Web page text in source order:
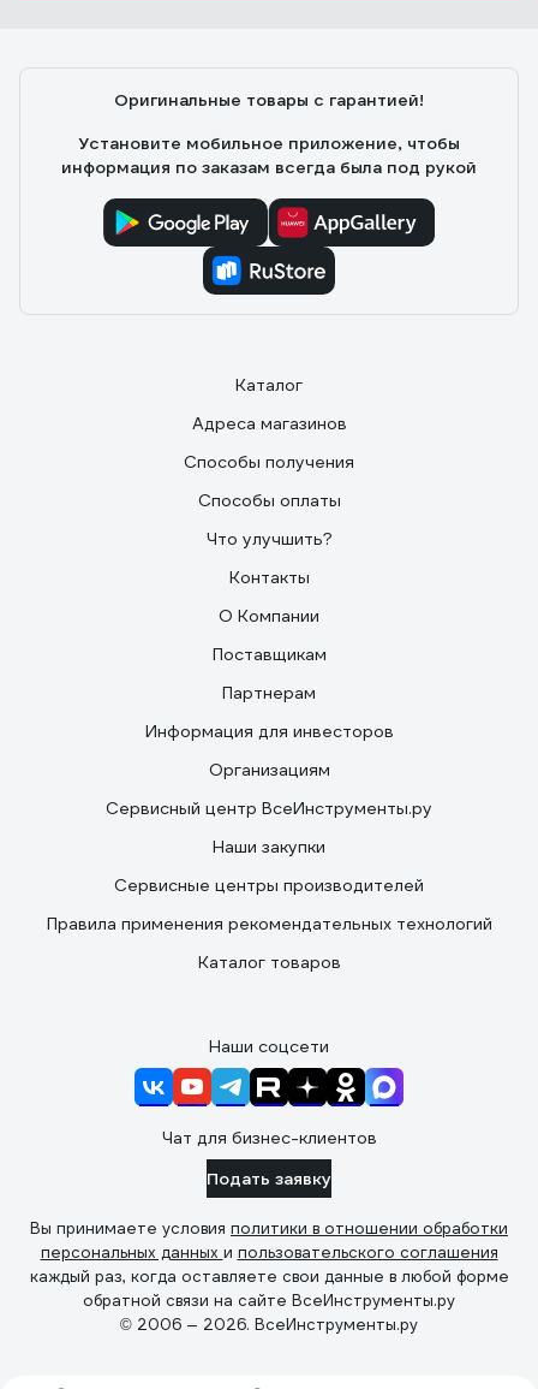
высококачественный термостойкий, пылезащищенный
включения.
Оригинальные товары с гарантией!
Установите мобильное приложение, чтобы
информация по заказам всегда была под рукой
Каталог
Адреса магазинов
Способы получения
Способы оплаты
Что улучшить?
Контакты
О Компании
Поставщикам
Партнерам
Информация для инвесторов
Организациям
Сервисный центр ВсеИнструменты.ру
Наши закупки
Сервисные центры производителей
Правила применения рекомендательных технологий
Каталог товаров
Наши соцсети
Чат для бизнес-клиентов
Подать заявку
Вы принимаете условия политики в отношении обработки
персональных данных и пользовательского соглашения
каждый раз, когда оставляете свои данные в любой форме
обратной связи на сайте ВсеИнструменты.ру
© 2006 — 2026. ВсеИнструменты.ру